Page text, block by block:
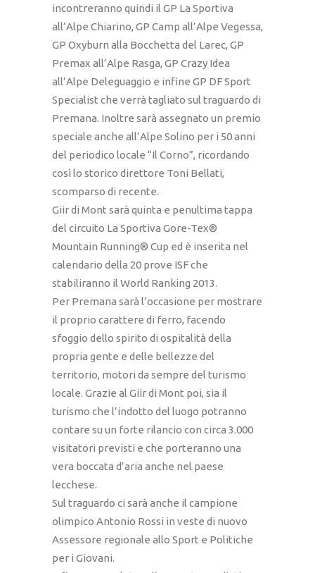
incontreranno quindi il GP La Sportiva
all’Alpe Chiarino, GP Camp all’Alpe Vegessa,
GP Oxyburn alla Bocchetta del Larec, GP
Premax all’Alpe Rasga, GP Crazy Idea
all’Alpe Deleguaggio e infine GP DF Sport
Specialist che verrà tagliato sul traguardo di
Premana. Inoltre sarà assegnato un premio
speciale anche all’Alpe Solino per i 50 anni
del periodico locale “Il Corno”, ricordando
così lo storico direttore Toni Bellati,
scomparso di recente.
Giir di Mont sarà quinta e penultima tappa
del circuito La Sportiva Gore-Tex®
Mountain Running® Cup ed è inserita nel
calendario della 20 prove ISF che
stabiliranno il World Ranking 2013.
Per Premana sarà l’occasione per mostrare
il proprio carattere di ferro, facendo
sfoggio dello spirito di ospitalità della
propria gente e delle bellezze del
territorio, motori da sempre del turismo
locale. Grazie al Giir di Mont poi, sia il
turismo che l’indotto del luogo potranno
contare su un forte rilancio con circa 3.000
visitatori previsti e che porteranno una
vera boccata d’aria anche nel paese
lecchese.
Sul traguardo ci sarà anche il campione
olimpico Antonio Rossi in veste di nuovo
Assessore regionale allo Sport e Politiche
per i Giovani.